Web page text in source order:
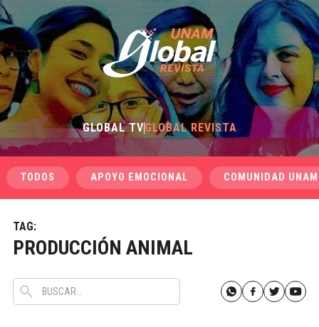
GLOBAL TVGLOBAL REVISTA
TODOS APOYO EMOCIONAL COMUNIDAD UNAM
TAG:
PRODUCCIÓN ANIMAL